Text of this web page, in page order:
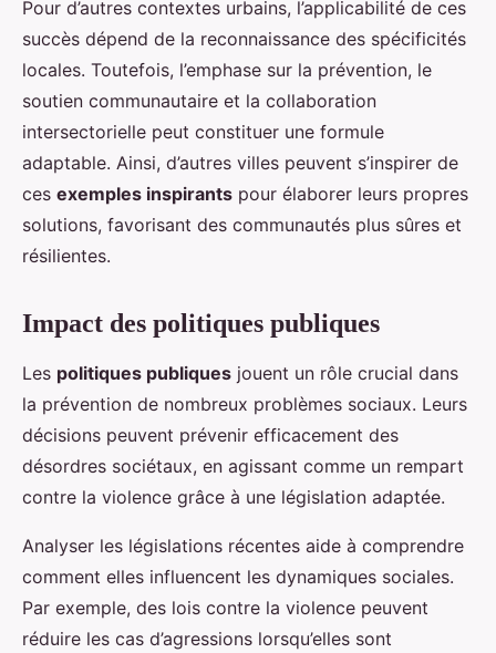
Pour d’autres contextes urbains, l’applicabilité de ces
succès dépend de la reconnaissance des spécificités
locales. Toutefois, l’emphase sur la prévention, le
soutien communautaire et la collaboration
intersectorielle peut constituer une formule
adaptable. Ainsi, d’autres villes peuvent s’inspirer de
ces exemples inspirants pour élaborer leurs propres
solutions, favorisant des communautés plus sûres et
résilientes.
Impact des politiques publiques
Les politiques publiques jouent un rôle crucial dans
la prévention de nombreux problèmes sociaux. Leurs
décisions peuvent prévenir efficacement des
désordres sociétaux, en agissant comme un rempart
contre la violence grâce à une législation adaptée.
Analyser les législations récentes aide à comprendre
comment elles influencent les dynamiques sociales.
Par exemple, des lois contre la violence peuvent
réduire les cas d’agressions lorsqu’elles sont